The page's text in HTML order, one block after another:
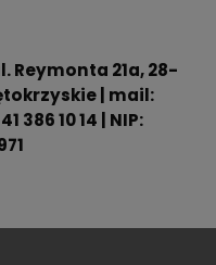
Reymonta 21a, 28-
| mail:
386 10 14 | NIP: